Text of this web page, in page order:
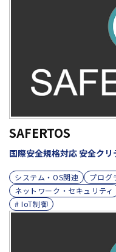
SAFERTOS
国際安全規格対応 安全ク
システム・OS関連
プログ
ネットワーク・セキュリティ
# IoT制御